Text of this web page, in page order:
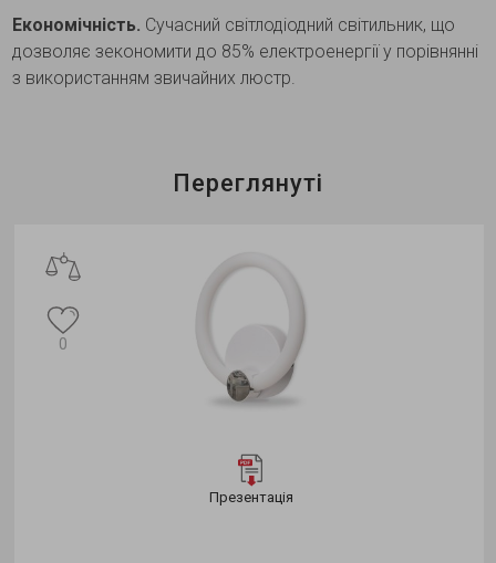
Економічність. Сучасний світлодіодний світильник, що
дозволяє зекономити до 85% електроенергії у порівнянні
з використанням звичайних люстр.
Переглянуті
Презентація
0